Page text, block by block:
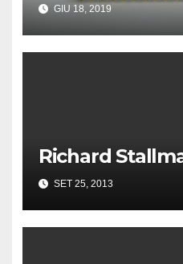
GIU 18, 2019
Richard
SET 25, 2013